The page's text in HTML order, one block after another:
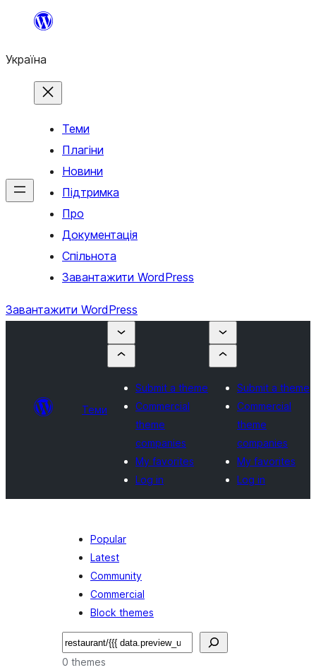
Перейти
вмісту
Україна
Теми
Плагіни
Новини
Підтримка
Про
Документація
Спільнота
Завантажити WordPress
Завантажити WordPress
Теми
Submit a theme
Commercial
theme
companies
My favorites
Log in
Submit a theme
Commercial
theme
companies
My favorites
Log in
Popular
Latest
Community
Commercial
Block themes
Пошук
0 themes